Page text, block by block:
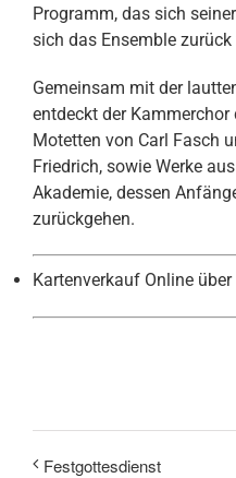
Programm, das sich
sich das Ensemble
Gemeinsam mit der
entdeckt der Kammerchor
Motetten von Carl Fasch
Friedrich, sowie Werke
Akademie, dessen
zurückgehen.
Kartenverkauf Online über
Festgottesdienst